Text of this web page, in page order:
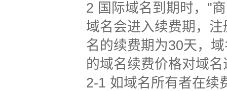
2 国际域名到期时，"
域名会进入续费期，
名的续费期为30天，
的域名续费价格对域
2-1 如域名所有者在续